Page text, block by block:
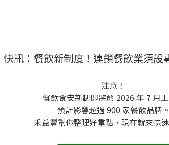
快訊：餐飲新制度！連鎖餐飲業須設
注意！
餐飲食安新制即將於 2026 年 7 月上
預計影響超過 900 家餐飲品牌。
禾益豐幫你整理好重點，現在就來快速